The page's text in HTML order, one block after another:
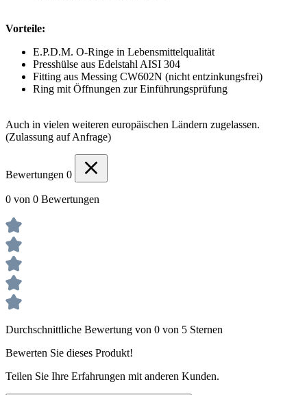
Vorteile:
E.P.D.M. O-Ringe in Lebensmittelqualität
Presshülse aus Edelstahl AISI 304
Fitting aus Messing CW602N (nicht entzinkungsfrei)
Ring mit Öffnungen zur Einführungsprüfung
Auch in vielen weiteren europäischen Ländern zugelassen.
(Zulassung auf Anfrage)
Bewertungen 0
0 von 0 Bewertungen
Durchschnittliche Bewertung von 0 von 5 Sternen
Bewerten Sie dieses Produkt!
Teilen Sie Ihre Erfahrungen mit anderen Kunden.